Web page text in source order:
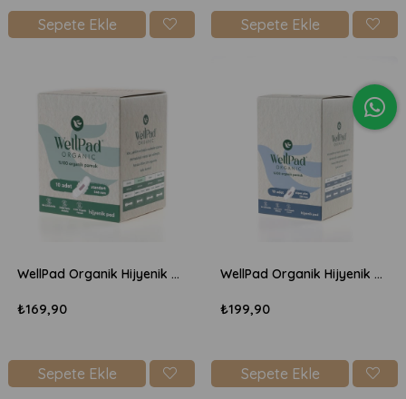
Sepete Ekle Sepete Ekle
WellPad Organik Hijyenik Ped Standart 245mm - Normal 10'lu
₺169,90
Sepete Ekle
WellPad Organik Hijyenik Ped Süper Plus 330mm - Gece 10'lu
₺199,90
Sepete Ekle